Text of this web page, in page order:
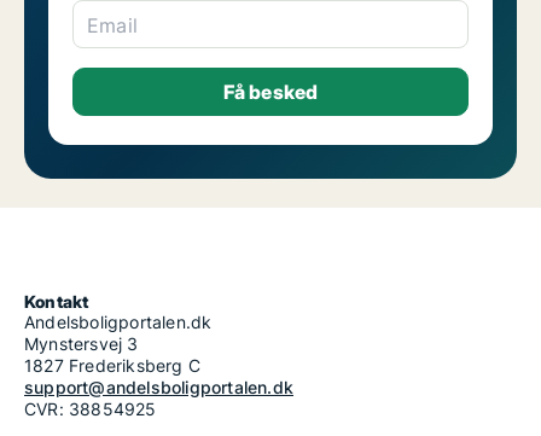
Email
Kontakt
Andelsboligportalen.dk
Mynstersvej 3
1827 Frederiksberg C
support@andelsboligportalen.dk
CVR: 38854925